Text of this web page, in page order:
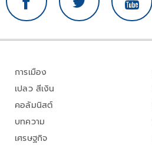
การเมือง
เปลว สีเงิน
คอลัมนิสต์
บทความ
เศรษฐกิจ